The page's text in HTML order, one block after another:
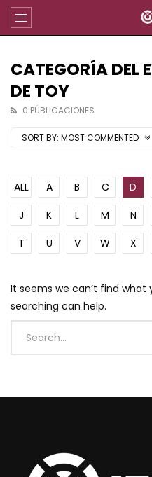
CATEGORÍA DEL
DE TOY
0 PÚBLICACIONES
SORT BY: MOST COMMENTED
ALL A B C D
J
K L M N
T
U V W X
It seems we can’t find what
searching can help.